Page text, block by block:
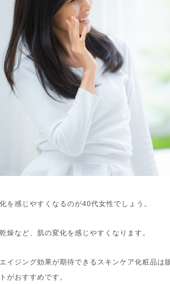
を感じやすくなるのが40代女性でしょう。
燥など、肌の変化を感じやすくなります。
イジング効果が期待できるスキンケア化粧品は
がおすすめです。